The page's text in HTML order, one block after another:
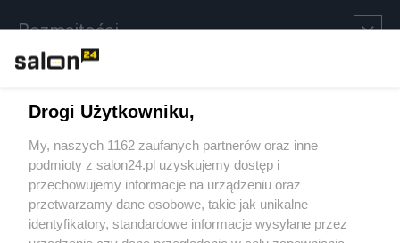
Rozmaitości
Sport
Społeczeństwo
Kultura
Drogi Użytkowniku,
My, naszych 1162 zaufanych partnerów oraz inne
podmioty z salon24.pl uzyskujemy dostęp i
przechowujemy informacje na urządzeniu oraz
przetwarzamy dane osobowe, takie jak unikalne
identyfikatory, standardowe informacje wysyłane przez